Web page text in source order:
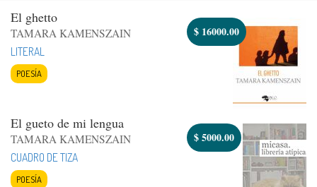
El ghetto
TAMARA KAMENSZAIN
LITERAL
POESÍA
$ 16000.00
El gueto de mi lengua
TAMARA KAMENSZAIN
CUADRO DE TIZA
POESÍA
$5000.00